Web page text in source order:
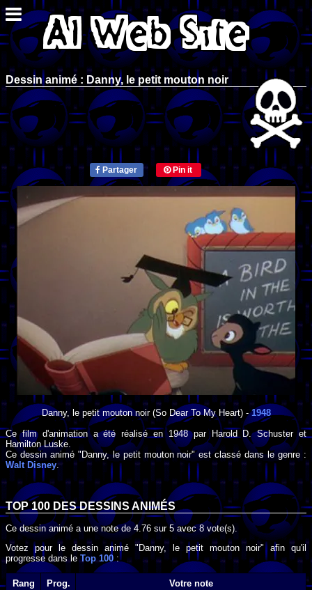
Dessin animé : Danny, le petit mouton noir
Partager Pin it
Danny, le petit mouton noir(So Dear To My Heart) -1948
Ce film d'animation a été réalisé en1948par Harold D. Schusteret
Hamilton Luske
Ce dessin animé "Danny, le petit mouton noir" est classé dans le genre :
Walt Disney.
TOP 100 DESDESSINS ANIMÉS
Ce dessin animé a une note de 4.76 sur5avec8vote(s).
Votez pour le dessin animé "Danny, le petit mouton noir" afin qu'il
progresse dans leTop 100 :
Rang Prog. Votre note